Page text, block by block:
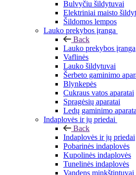
Bulvyčiu šildytuvai
Elektriniai maisto
Šildomos lempos
Lauko prekybos įranga
Back
Lauko prekybos įranga
Vaflinės
Lauko šildytuvai
Šerbeto gaminimo
Blynkepės
Cukraus vatos aparatai
Spragėsių aparatai
Ledų gaminimo
Indaplovės ir jų priedai
Back
Indaplovės ir jų priedai
Pobarinės indaplovės
Kupolinės indaplovės
Tunelinės indaplovės
Vandens minkštintuvai